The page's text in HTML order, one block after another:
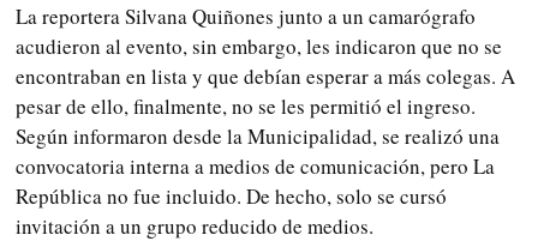
La reportera Silvana Quiñones junto a un camarógrafo
acudieron al evento, sin embargo, les indicaron que no se
encontraban en lista y que debían esperar a más colegas. A
pesar de ello, finalmente, no se les permitió el ingreso.
Según informaron desde la Municipalidad, se realizó una
convocatoria interna a medios de comunicación, pero La
República no fue incluido. De hecho, solo se cursó
invitación a un grupo reducido de medios.